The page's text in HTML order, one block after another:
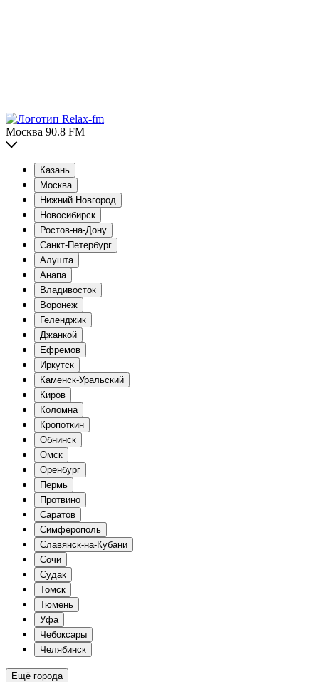
Москва 90.8 FM
Казань
Москва
Нижний Новгород
Новосибирск
Ростов-на-Дону
Санкт-Петербург
Алушта
Анапа
Владивосток
Воронеж
Геленджик
Джанкой
Ефремов
Иркутск
Каменск-Уральский
Киров
Коломна
Кропоткин
Обнинск
Омск
Оренбург
Пермь
Протвино
Саратов
Симферополь
Славянск-на-Кубани
Сочи
Судак
Томск
Тюмень
Уфа
Чебоксары
Челябинск
Ещё города